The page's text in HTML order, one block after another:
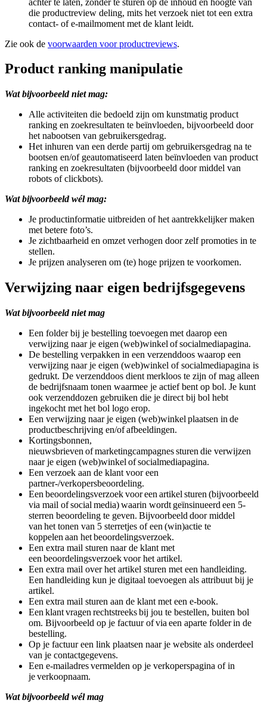
die productreview deling, mits het verzoek niet tot een extra
contact- of e-mailmoment met de klant leidt.
Zie ook de voorwaarden voor productreviews.
Product ranking manipulatie
Wat bijvoorbeeld niet mag:
Alle activiteiten die bedoeld zijn om kunstmatig product
ranking en zoekresultaten te beïnvloeden, bijvoorbeeld door
het nabootsen van gebruikersgedrag.
Het inhuren van een derde partij om gebruikersgedrag na te
bootsen en/of geautomatiseerd laten beïnvloeden van product
ranking en zoekresultaten (bijvoorbeeld door middel van
robots of clickbots).
Wat bijvoorbeeld wél mag:
Je productinformatie uitbreiden of het aantrekkelijker maken
met betere foto’s.
Je zichtbaarheid en omzet verhogen door zelf promoties in te
stellen.
Je prijzen analyseren om (te) hoge prijzen te voorkomen.
Verwijzing naar eigen bedrijfsgegevens
Wat bijvoorbeeld niet mag
Een folder bij je bestelling toevoegen met daarop een
verwijzing naar je eigen (web)winkel of socialmediapagina.
De bestelling verpakken in een verzenddoos waarop een
verwijzing naar je eigen (web)winkel of socialmediapagina is
gedrukt. De verzenddoos dient merkloos te zijn of mag alleen
de bedrijfsnaam tonen waarmee je actief bent op bol. Je kunt
ook verzenddozen gebruiken die je direct bij bol hebt
ingekocht met het bol logo erop.
Een verwijzing naar je eigen (web)winkel plaatsen in de
productbeschrijving en/of afbeeldingen.
Kortingsbonnen,
nieuwsbrieven of marketingcampagnes sturen die verwijzen
naar je eigen (web)winkel of socialmediapagina.
Een verzoek aan de klant voor een
partner-/verkopersbeoordeling.
Een beoordelingsverzoek voor een artikel sturen (bijvoorbeeld
via mail of social media) waarin wordt geïnsinueerd een 5-
sterren beoordeling te geven. Bijvoorbeeld door middel
van het tonen van 5 sterretjes of een (win)actie te
koppelen aan het beoordelingsverzoek.
Een extra mail sturen naar de klant met
een beoordelingsverzoek voor het artikel.
Een extra mail over het artikel sturen met een handleiding.
Een handleiding kun je digitaal toevoegen als attribuut bij je
artikel.
Een extra mail sturen aan de klant met een e-book.
Een klant vragen rechtstreeks bij jou te bestellen, buiten bol
om. Bijvoorbeeld op je factuur of via een aparte folder in de
bestelling.
Op je factuur een link plaatsen naar je website als onderdeel
van je contactgegevens.
Een e-mailadres vermelden op je verkoperspagina of in
je verkoopnaam.
Wat bijvoorbeeld wél mag